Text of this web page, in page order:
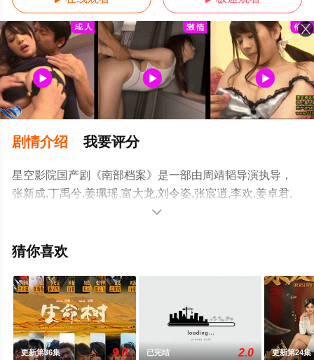
剧情介绍 我要评分
星空影院国产剧《南部档案》是一部由周靖韬导演执导，
张新成,丁禹兮,姜珮瑶,富大龙,刘令姿,张宸逍,李欢,姜卓君,
徐正溪,韩栋,季肖冰,徐振轩,程相,应灏铭,曲高位,寇振海,佟
情已揭晓（1-33全集），免费观看高清未删减完整版电视
剧情信息可移步至豆瓣电视剧、电视猫或剧情网等平台了
解。

猜你喜欢
更新第36集 9.0 已完结 2.0 更新第24集